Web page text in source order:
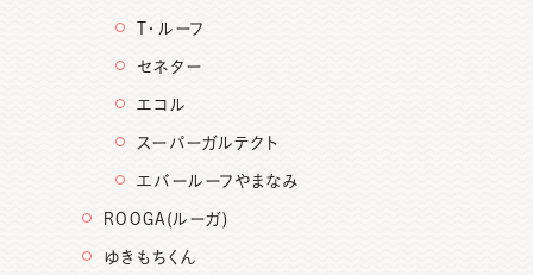
T・ルーフ
セネター
エコル
スーパーガルテクト
エバールーフやまなみ
ROOGA(ルーガ)
ゆきもちくん